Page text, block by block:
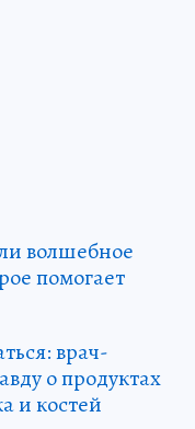
волшебное
помогает
врач-
о продуктах
и костей